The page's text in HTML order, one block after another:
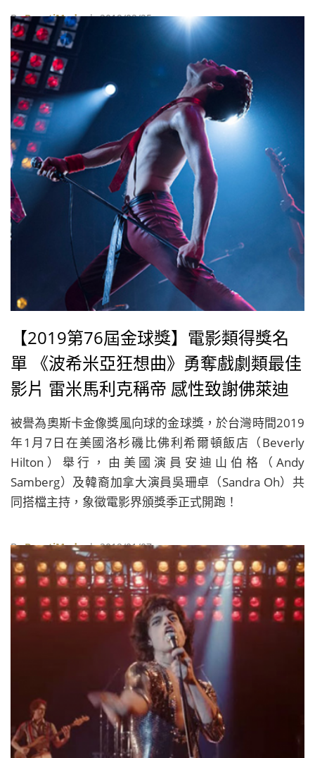
ByBeautiMode| 2019/02/25
【2019第76屆金球獎】電影類得獎名
單 《波希米亞狂想曲》勇奪戲劇類最佳
影片 雷米馬利克稱帝 感性致謝佛萊迪
墨裘瑞
被譽為奧斯卡金像獎風向球的金球獎，於台灣時間2019
年1月7日在美國洛杉磯比佛利希爾頓飯店（Beverly
Hilton）舉行，由美國演員安迪山伯格（Andy
Samberg）及韓裔加拿大演員吳珊卓（Sandra Oh）共
同搭檔主持，象徵電影界頒獎季正式開跑！
ByBeautiMode| 2019/01/07